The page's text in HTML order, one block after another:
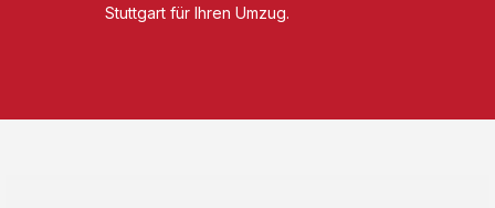
Stuttgart für Ihren Umzug.